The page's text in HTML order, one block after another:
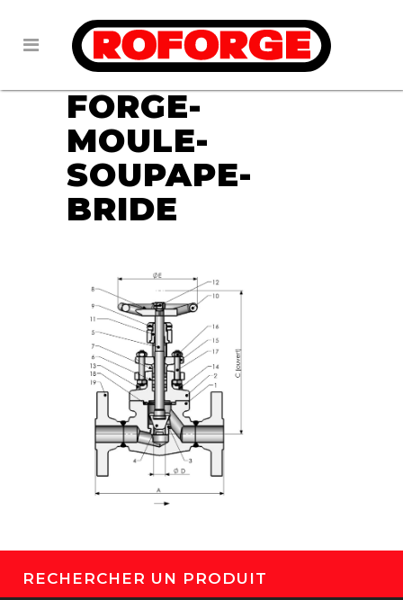
31 OCTFT1-
ROBINET-
FORGE-
MOULE-
SOUPAPE-
BRIDE
RECHERCHER UN PRODUIT